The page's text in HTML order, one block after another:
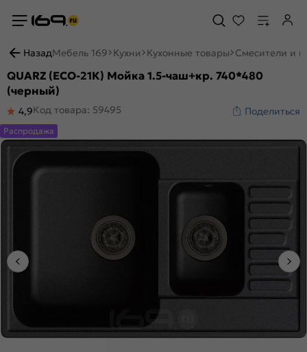
НазадМебель 169 Кухни Кухонные товары Смесители и
QUARZ (ECO-21К) Мойка 1.5-чаш+кр. 740*480
(черный)
4,9Код товара: 59495 Поделиться
Распродажа